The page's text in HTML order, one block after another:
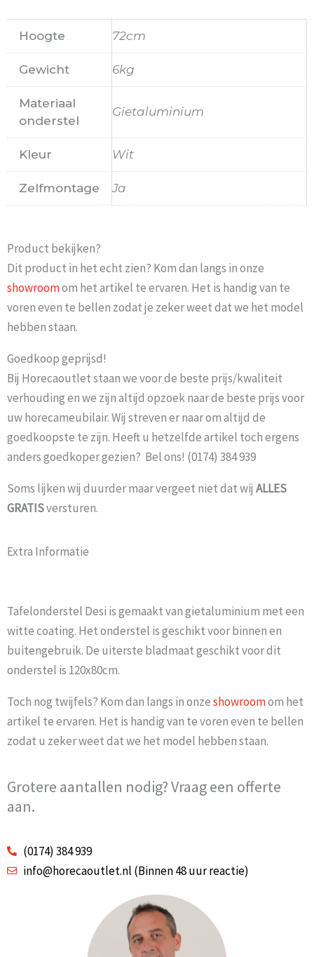
Hoogte 72cm
Gewicht 6kg
Materiaal
onderstel
Gietaluminium
Kleur Wit
Zelfmontage Ja
Product bekijken?
Dit product in het echt zien? Kom dan langs in onze
showroomom het artikel te ervaren. Het is handig van te
voren even te bellen zodat je zeker weet dat we het model
hebben staan.
Goedkoop geprijsd!
Bij Horecaoutlet staan we voor de beste prijs/kwaliteit
verhouding en we zijn altijd opzoek naar de beste prijs voor
uw horecameubilair. Wij streven er naar om altijd de
goedkoopste te zijn. Heeft u hetzelfde artikel toch ergens
anders goedkoper gezien? Bel ons! (0174) 384 939
Soms lijken wij duurder maar vergeet niet dat wij ALLES
GRATISversturen.
Extra Informatie
Tafelonderstel Desi is gemaakt van gietaluminium met een
witte coating. Het onderstel is geschikt voor binnen en
buitengebruik. De uiterste bladmaat geschikt voor dit
onderstel is 120x80cm.
Toch nog twijfels? Kom dan langs in onzeshowroomom het
artikel te ervaren. Het is handig van te voren even te bellen
zodat u zeker weet dat we het model hebben staan.
Grotere aantallen nodig? Vraag een offerte
aan.
(0174) 384 939
info@horecaoutlet.nl (Binnen 48 uur reactie)